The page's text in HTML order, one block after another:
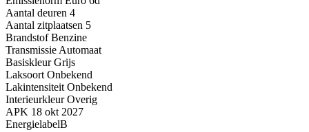
Aantal deuren 4
Aantal zitplaatsen 5
Brandstof Benzine
Transmissie Automaat
Basiskleur Grijs
Laksoort Onbekend
Lakintensiteit Onbekend
Interieurkleur Overig
APK 18 okt 2027
EnergielabelB